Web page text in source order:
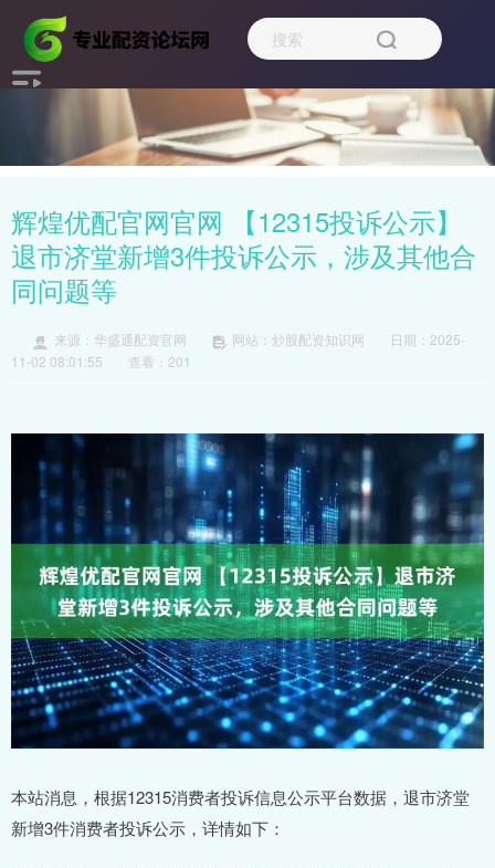
辉煌优配官网官网 【12315投诉公示】
退市济堂新增3件投诉公示，涉及其他合
同问题等
来源：华盛通配资官网 网站：炒股配资知识网
日期：2025-
11-02 08:01:55
查看：201
本站消息，根据12315消费者投诉信息公示平台数据，退市济堂
新增3件消费者投诉公示，详情如下：